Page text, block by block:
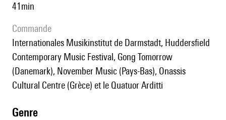
41min
Commande
Internationales Musikinstitut de Darmstadt, Huddersfield
Contemporary Music Festival, Gong Tomorrow
(Danemark), November Music (Pays-Bas), Onassis
Cultural Centre (Grèce) et le Quatuor Arditti
genre